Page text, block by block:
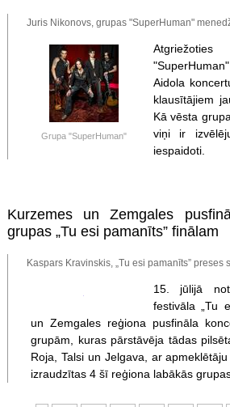
Juris Nikonovs, grupas "SuperHuman"
Grupa "SuperHuman"
Aidola
klausītājiem
Kā vēsta
viņi ir
iespaidoti.
Kurzemes un Zemgales
grupas „Tu esi pamanīts” finālam
Kaspars Kravinskis, „Tu esi pamanīts” preses
15. jūlijā
festivāla „Tu
un Zemgales reģiona pusfināla
grupām, kuras pārstāvēja tādas
Roja, Talsi un Jelgava, ar
izraudzītas 4 šī reģiona labākās